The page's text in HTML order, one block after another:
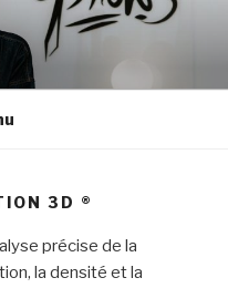
3D ®
précise de la
la densité et la